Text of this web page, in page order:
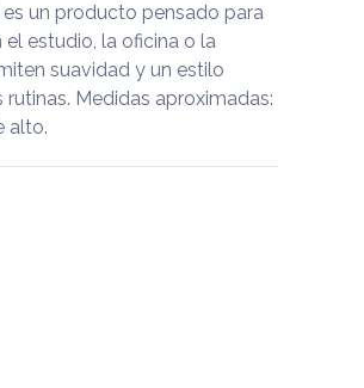
un producto pensado para
estudio, la oficina o la
suavidad y un estilo
Medidas aproximadas:
alto.